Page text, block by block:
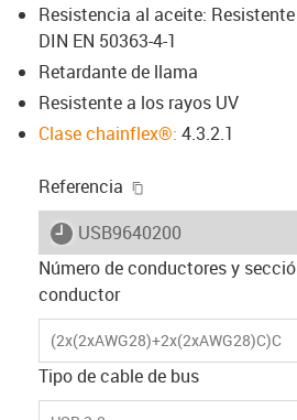
Resistencia al aceite:
DIN EN 50363-4-1
Retardante de llama
Resistente a los rayos UV
Clase chainflex®: 4.3.2.1
Referencia
igus-icon-lieferzeit
USB9640200
Número de conductores y
conductor
(2x(2xAWG28)+2x(2xAWG28)C)C
Tipo de cable de bus